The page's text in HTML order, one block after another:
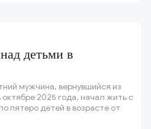
детьми в
мужчина, вернувшийся из
2025 года, начал жить с
пятеро детей в возрасте от